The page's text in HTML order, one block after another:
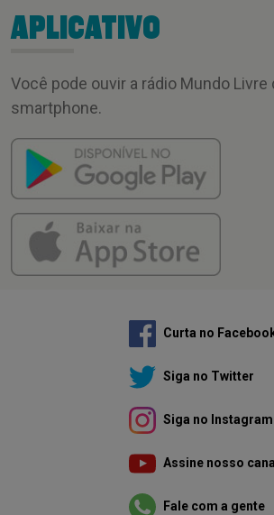
APLICATIVO
Você pode ouvir a rádio Mundo Livre
smartphone.
Curta no
Siga no Twitter
Siga no Instagram
Assine nosso
Fale com a gente